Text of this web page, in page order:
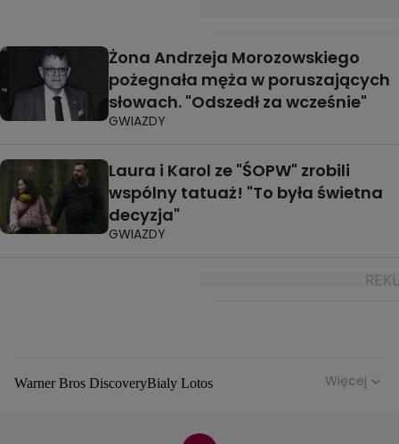
Żona Andrzeja Morozowskiego
pożegnała męża w poruszających
słowach. "Odszedł za wcześnie"
GWIAZDY
Laura i Karol ze "ŚOPW" zrobili
wspólny tatuaż! "To była świetna
decyzja"
GWIAZDY
Warner Bros DiscoveryBialy Lotos
Więcej